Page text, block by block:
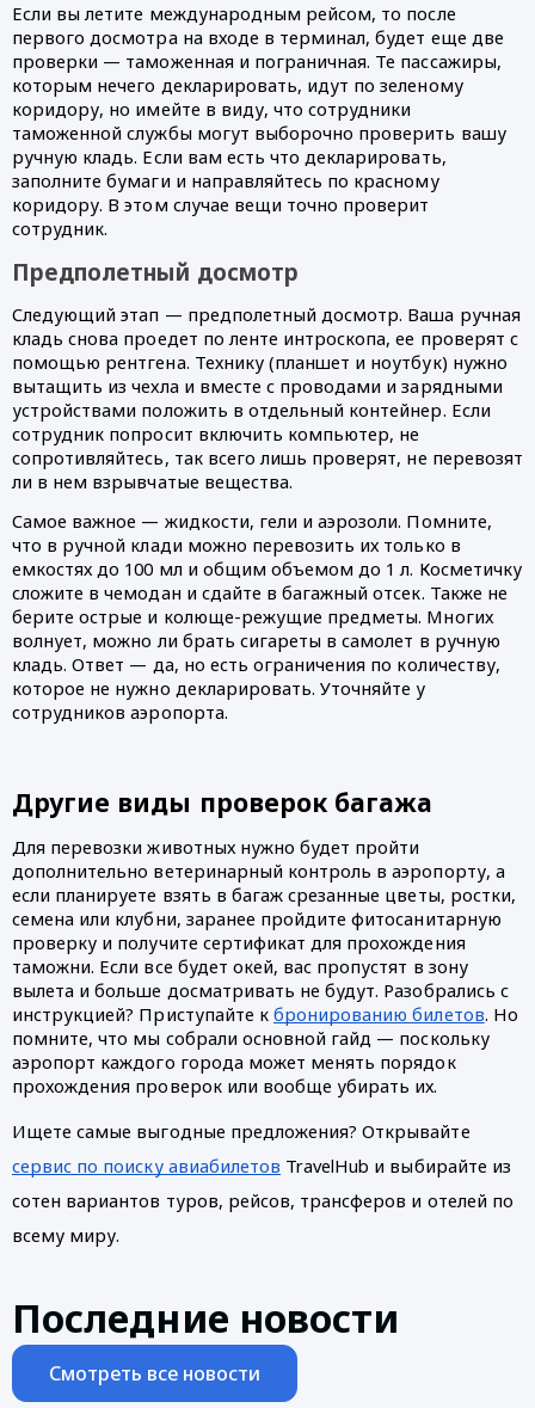
Если вы летите международным рейсом, то после
первого досмотра на входе в терминал, будет еще две
проверки — таможенная и пограничная. Те пассажиры,
которым нечего декларировать, идут по зеленому
коридору, но имейте в виду, что сотрудники
таможенной службы могут выборочно проверить вашу
ручную кладь. Если вам есть что декларировать,
заполните бумаги и направляйтесь по красному
коридору. В этом случае вещи точно проверит
сотрудник.
Предполетный досмотр
Следующий этап — предполетный досмотр. Ваша ручная
кладь снова проедет по ленте интроскопа, ее проверят с
помощью рентгена. Технику (планшет и ноутбук) нужно
вытащить из чехла и вместе с проводами и зарядными
устройствами положить в отдельный контейнер. Если
сотрудник попросит включить компьютер, не
сопротивляйтесь, так всего лишь проверят, не перевозят
ли в нем взрывчатые вещества.
Самое важное — жидкости, гели и аэрозоли. Помните,
что в ручной клади можно перевозить их только в
емкостях до 100 мл и общим объемом до 1 л. Косметичку
сложите в чемодан и сдайте в багажный отсек. Также не
берите острые и колюще-режущие предметы. Многих
волнует, можно ли брать сигареты в самолет в ручную
кладь. Ответ — да, но есть ограничения по количеству,
которое не нужно декларировать. Уточняйте у
сотрудников аэропорта.
Другие виды проверок багажа
Для перевозки животных нужно будет пройти
дополнительно ветеринарный контроль в аэропорту, а
если планируете взять в багаж срезанные цветы, ростки,
семена или клубни, заранее пройдите фитосанитарную
проверку и получите сертификат для прохождения
таможни. Если все будет окей, вас пропустят в зону
вылета и больше досматривать не будут. Разобрались с
инструкцией? Приступайте к бронированию билетов. Но
помните, что мы собрали основной гайд — поскольку
аэропорт каждого города может менять порядок
прохождения проверок или вообще убирать их.
сервис по поиску авиабилетов TravelHub и выбирайте из
сотен вариантов туров, рейсов, трансферов и отелей по
всему миру.
Последние новости
Смотреть все новости